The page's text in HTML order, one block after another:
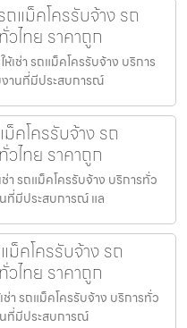
แม็คโครรับจ้าง รถ
ไทย ราคาถูก
เช่า รถแม็คโครรับจ้าง บริการ
งานที่มีประสบการณ์
คโครรับจ้าง รถ
ไทย ราคาถูก
า รถแม็คโครรับจ้าง บริการทั่ว
ที่มีประสบการณ์ แล
ม็คโครรับจ้าง รถ
ไทย ราคาถูก
า รถแม็คโครรับจ้าง บริการทั่ว
นที่มีประสบการณ์